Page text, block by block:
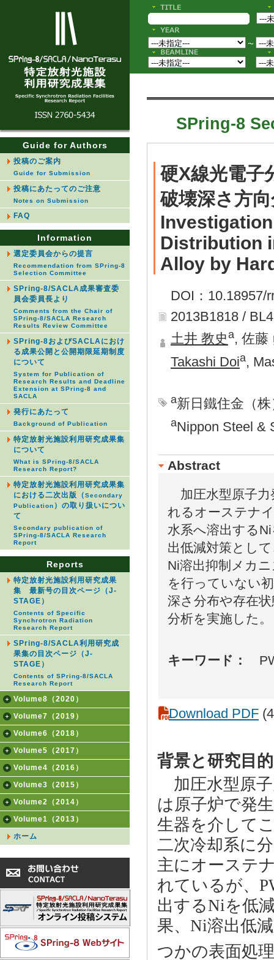
Guide for Authors
投稿のご案内
Guide for Submission
投稿にあたってのご注意
Notes on Submission
FAQ
Information
選定委員会からの提言
Recommendation from SPring-8
Selection Committee
SPring-8/SACLA成果審査委
員会委員長より
Comments from the Chair of
SPring-8/SACLA Research
Results Review Committee
SPring-8およびSACLAにおけ
る成果公開と公開期限延期制度
について
System for Publication of
Research Results and Deadline
Extension at SPring-8 and
SACLA
発行にあたって
Background of Publication
特定放射光施設利用研究成果集
について
What is SPring-8/SACLA
Research Report?
特定放射光施設利用研究成果集
における二次出版（Secondary
Publication ）の取り扱いについ
て
Secondary publication of
SPring-8/SACLA Research
Report
Reports
特定放射光施設利用研究成果
集 最新号の目次ページ（J-
STAGE）
Contents of Specific
Synchrotron Radiation
Research Report
SPring-8/SACLA利用研究成
果集の目次ページ（J-
STAGE）
Contents of SPring-8/SACLA
Research Report
Volume8（2020）
Volume7（2019）
Volume6（2018）
Volume5（2017）
Volume4（2016）
Volume3（2015）
Volume2（2014）
Volume1（2013）
ホーム
〜
SPring-8
硬X線光電子
破壊深さ方
Distribution
Alloy by
DOI：10.18957/
2013B1818 /
土井 教史a, 佐藤
Takashi Doia,
a新日鐵住金（
aNippon Steel &
Abstract
加圧水型原子力
れるオーステナ
水系へ溶出する
出低減対策とし
Ni溶出抑制メカ
を行っていない
深さ分布や存在
分析を実施した。
キーワード：
Download PDF
背景と研究目
加圧水型原子
は原子炉で発
生器を介して
二次冷却系に
主にオーステ
れているが、
出するNiを低
果、Ni溶出低
つかの表面処